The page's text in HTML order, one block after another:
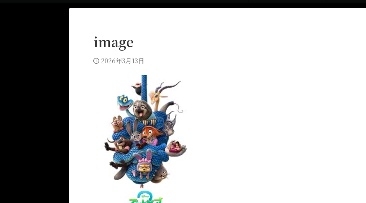
image
2026年3月13日